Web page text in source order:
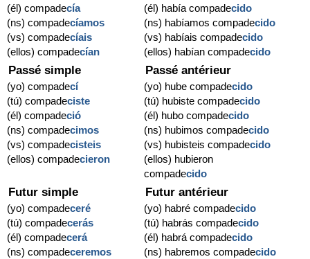
(él) compadecía
(ns) compadecíamos
(vs) compadecíais
(ellos) compadecían
(él) había compadecido
(ns) habíamos compadecido
(vs) habíais compadecido
(ellos) habían compadecido
Passé simple
(yo) compadecí
(tú) compadeciste
(él) compadeció
(ns) compadecimos
(vs) compadecisteis
(ellos) compadecieron
Passé antérieur
(yo) hube compadecido
(tú) hubiste compadecido
(él) hubo compadecido
(ns) hubimos compadecido
(vs) hubisteis compadecido
(ellos) hubieron
compadecido
Futur simple
(yo) compadeceré
(tú) compadecerás
(él) compadecerá
(ns) compadeceremos
Futur antérieur
(yo) habré compadecido
(tú) habrás compadecido
(él) habrá compadecido
(ns) habremos compadecido